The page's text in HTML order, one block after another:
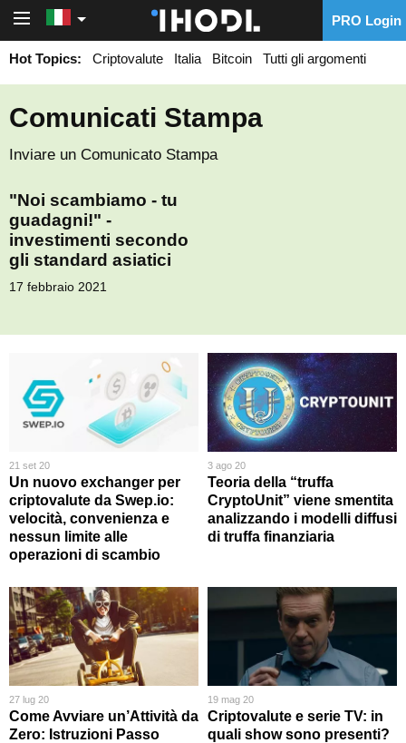
PRO Login
Hot Topics:
Criptovalute Italia Bitcoin Tutti gli argomenti
Comunicati Stampa
Inviare un Comunicato Stampa
"Noi scambiamo - tu
guadagni!" -
investimenti secondo
gli standard asiatici
17 febbraio 2021
21 set 20
Un nuovo exchanger per
criptovalute da Swep.io:
velocità, convenienza e
nessun limite alle
operazioni di scambio
3 ago 20
Teoria della “truffa
CryptoUnit” viene smentita
analizzando i modelli diffusi
di truffa finanziaria
27 lug 20
Come Avviare un’Attività da
Zero: Istruzioni Passo
19 mag 20
Criptovalute e serie TV: in
quali show sono presenti?